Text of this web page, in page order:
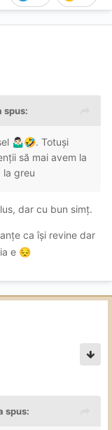
spus:
🤷🏻‍♂️🤣. Totuși
să mai avem la
la greu
dar cu bun simț.
ca își revine dar
e 😔
spus: